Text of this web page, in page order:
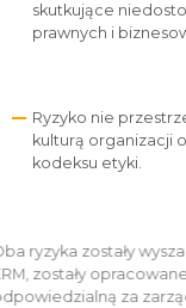
skutkujące
prawnych i
Ryzyko nie
kulturą organizacji
kodeksu etyki.
Oba ryzyka zostały
ERM, zostały
odpowiedzialną za